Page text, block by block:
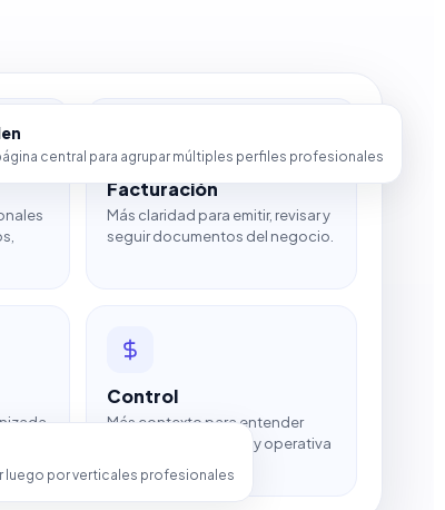
Facturación
Más claridad para emitir, revisar y
seguir documentos del negocio.
Control
Más contexto para entender
mejor cobros, pagos y operativa
luego por verticales profesionales
central para agrupar múltiples perfiles profesionales